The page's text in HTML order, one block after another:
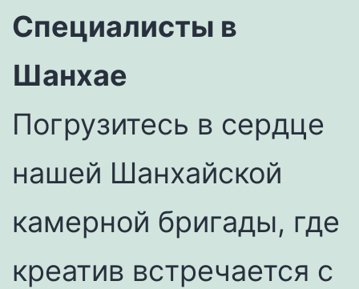
Специалисты в
Шанхае
Погрузитесь в сердце
нашей Шанхайской
камерной бригады, где
креатив встречается с